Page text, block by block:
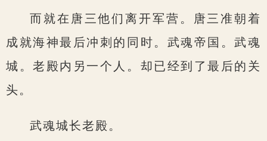
而就在唐三他们离开军营。唐三准朝着
成就海神最后冲刺的同时。武魂帝国。武魂
城。老殿内另一个人。却已经到了最后的关
头。
武魂城长老殿。